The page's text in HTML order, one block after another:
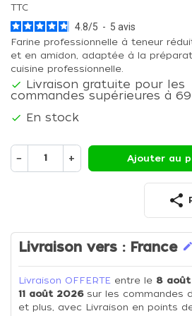
TTC
4.8/5 - 5 avis
Farine professionnelle à teneur
et en amidon, adaptée à la
cuisine professionnelle.
 Livraison gratuite pour les
commandes supérieures à
 En stock
− + Ajouter au
share
Livraison vers : France edit
Livraison OFFERTE entre le 8
11 août 2026sur les commandes
et plus, avec Livraison en points